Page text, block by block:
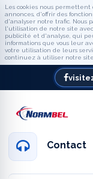
Les cookies nous
annonces, d'offrir des
d'analyser notre trafic. Nous
l'utilisation de notre site
publicité et d'analyse, qui
informations que vous leur
votre utilisation de leurs
continuez à utiliser notre site
Contact